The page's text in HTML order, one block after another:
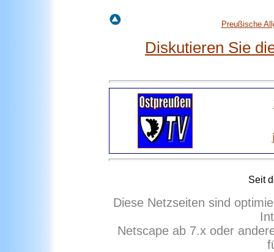
Preußische
Diskutieren Sie
Seit
Diese Netzseiten sind
Netscape ab 7.x oder